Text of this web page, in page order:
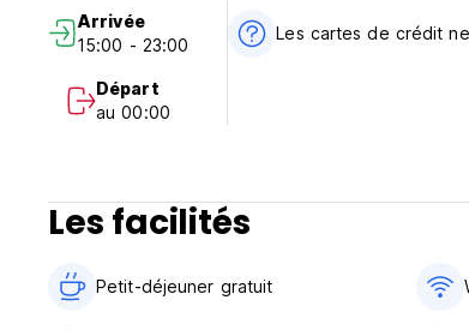
Général:
Horaires de réception de 7h00 à 18h00.
Nous acceptons les animaux
1 personne de 18 ans ou plus requise.
Arrivée
15:00 - 23:00
Départ
au 00:00
Les cartes de crédit
Les facilités
Petit-déjeuner gratuit‎